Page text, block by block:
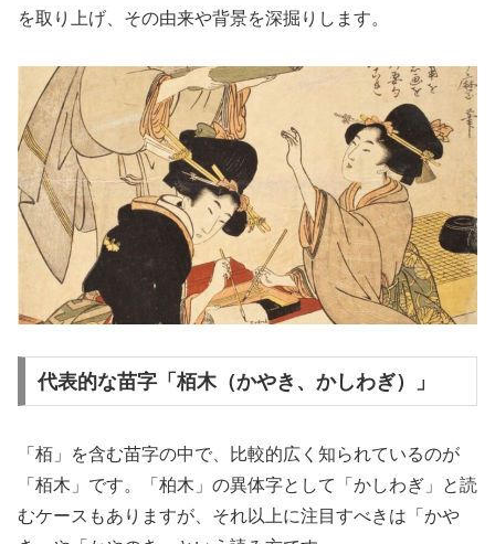
を取り上げ、その由来や背景を深掘りします。
代表的な苗字「栢木（かやき、かしわぎ）」
「栢」を含む苗字の中で、比較的広く知られているのが
「栢木」です。「柏木」の異体字として「かしわぎ」と読
むケースもありますが、それ以上に注目すべきは「かや